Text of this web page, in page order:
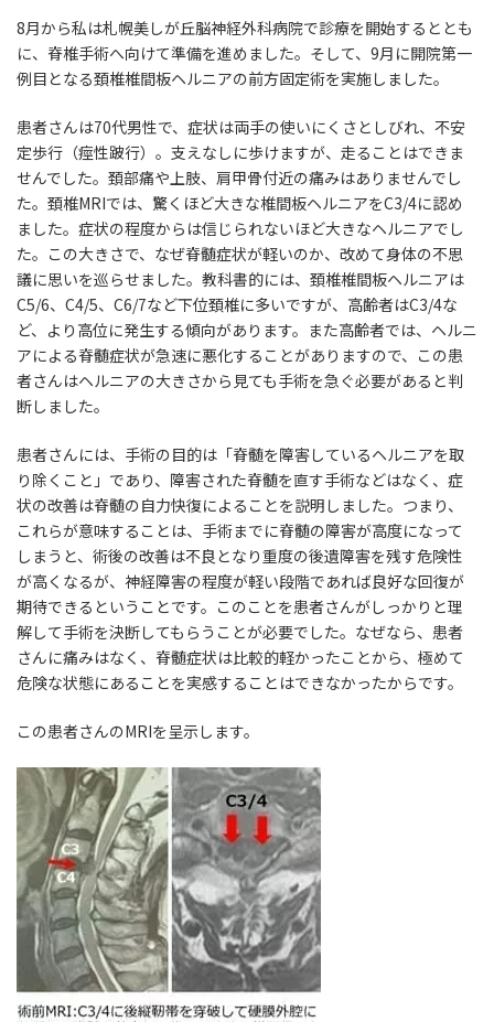
8月から私は札幌美しが丘脳神経外科病院で診療を開始するととも
に、脊椎手術へ向けて準備を進めました。そして、9月に開院第一
例目となる頚椎椎間板ヘルニアの前方固定術を実施しました。
患者さんは70代男性で、症状は両手の使いにくさとしびれ、不安
定歩行（痙性跛行）。支えなしに歩けますが、走ることはできま
せんでした。頚部痛や上肢、肩甲骨付近の痛みはありませんでし
た。頚椎MRIでは、驚くほど大きな椎間板ヘルニアをC3/4に認め
ました。症状の程度からは信じられないほど大きなヘルニアでし
た。この大きさで、なぜ脊髄症状が軽いのか、改めて身体の不思
議に思いを巡らせました。教科書的には、頚椎椎間板ヘルニアは
C5/6、C4/5、C6/7など下位頚椎に多いですが、高齢者はC3/4な
ど、より高位に発生する傾向があります。また高齢者では、ヘルニ
アによる脊髄症状が急速に悪化することがありますので、この患
者さんはヘルニアの大きさから見ても手術を急ぐ必要があると判
断しました。
患者さんには、手術の目的は「脊髄を障害しているヘルニアを取
り除くこと」であり、障害された脊髄を直す手術などはなく、症
状の改善は脊髄の自力快復によることを説明しました。つまり、
これらが意味することは、手術までに脊髄の障害が高度になって
しまうと、術後の改善は不良となり重度の後遺障害を残す危険性
が高くなるが、神経障害の程度が軽い段階であれば良好な回復が
期待できるということです。このことを患者さんがしっかりと理
解して手術を決断してもらうことが必要でした。なぜなら、患者
さんに痛みはなく、脊髄症状は比較的軽かったことから、極めて
危険な状態にあることを実感することはできなかったからです。
この患者さんのMRIを呈示します。